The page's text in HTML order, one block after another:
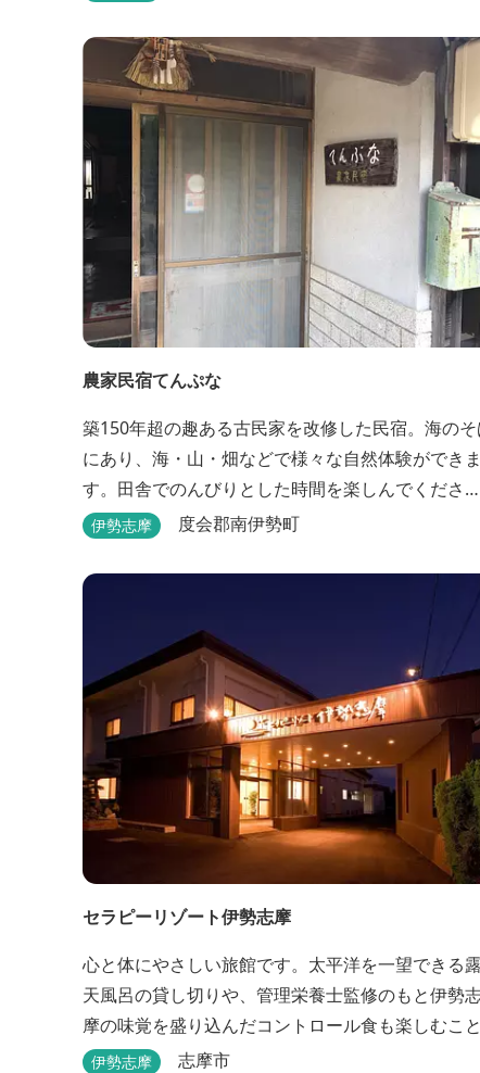
農家民宿てんぷな
築150年超の趣ある古民家を改修した民宿。海の
にあり、海・山・畑などで様々な自然体験ができま
す。田舎でのんびりとした時間を楽しんでくださ
い。
伊勢志摩 度会郡南伊勢町
セラピーリゾート伊勢志摩
心と体にやさしい旅館です。太平洋を一望できる露
天風呂の貸し切りや、管理栄養士監修のもと伊勢
摩の味覚を盛り込んだコントロール食も楽しむこと
ができます。
伊勢志摩 志摩市